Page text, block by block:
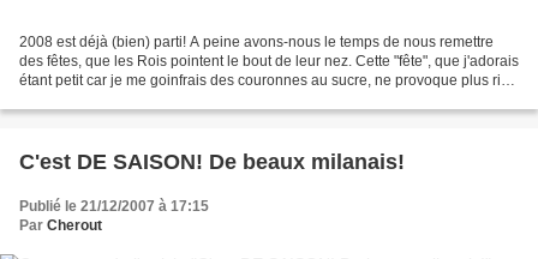
2008 est déjà (bien) parti! A peine avons-nous le temps de nous remettre
des fêtes, que les Rois pointent le bout de leur nez. Cette "fête", que j'adorais
étant petit car je me goinfrais des couronnes au sucre, ne provoque plus rien
C'est DE SAISON! De beaux milanais!
Publié le 21/12/2007 à 17:15
Par Cherout